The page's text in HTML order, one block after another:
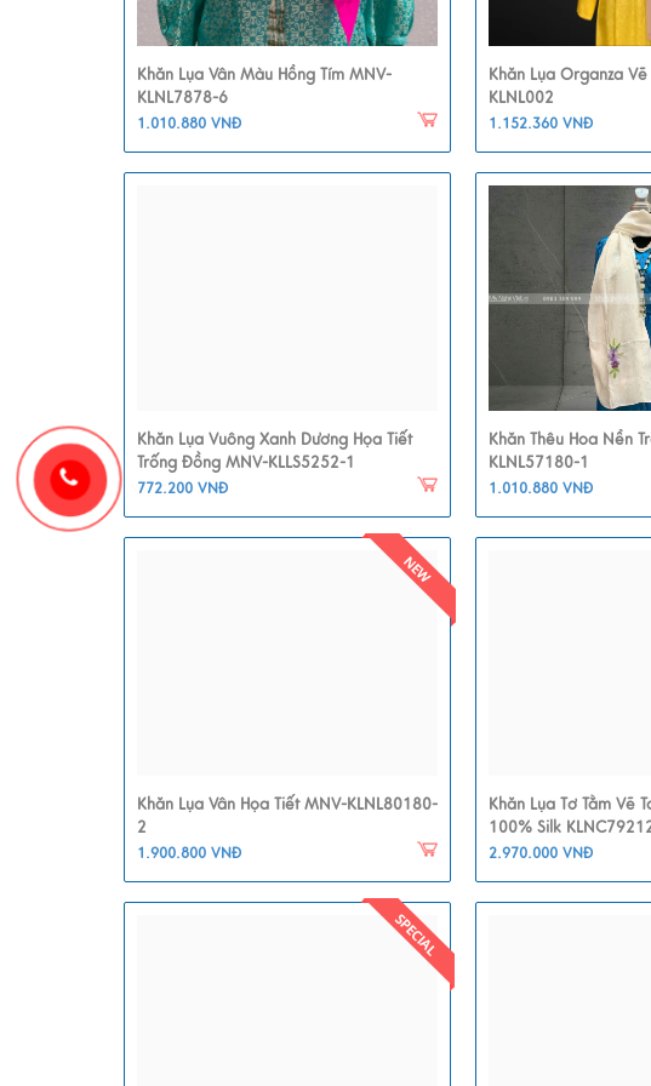
Khăn Lụa Vân Màu Hồng Tím MNV-
KLNL7878-6
1.010.880 VNĐ
Khăn Lụa Organza
KLNL002
1.152.360 VNĐ
Khăn Lụa Vuông Xanh Dương Họa Tiết
Trống Đồng MNV-KLLS5252-1
772.200 VNĐ
Khăn Thêu Hoa Nền
KLNL57180-1
1.010.880 VNĐ
Khăn Lụa Vân Họa Tiết MNV-KLNL80180-
2
1.900.800 VNĐ
Khăn Lụa Tơ Tằm Vẽ
100% Silk
2.970.000 VNĐ